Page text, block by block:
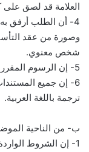
العلامة قد لصق على
4- أن الطلب أرفق
وصورة من عقد
شخص معنوي.
5- إن الرسوم المقررة قد سددت.
6- إن جميع
ترجمة باللغة العربية.
ب- من الناحية